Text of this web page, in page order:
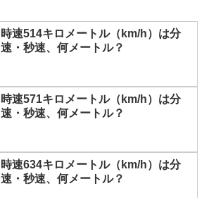
時速514キロメートル（km/h）は分
速・秒速、何メートル？
時速571キロメートル（km/h）は分
速・秒速、何メートル？
時速634キロメートル（km/h）は分
速・秒速、何メートル？